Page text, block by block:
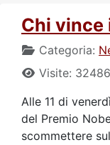
Chi vince
Categoria:
Visite: 32486
Alle 11 di
del Premio
scommettere